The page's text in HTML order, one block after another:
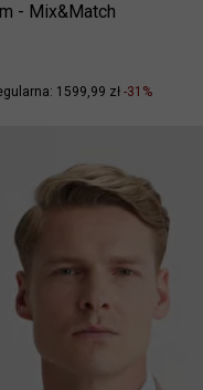
- Mix&Match
1599,99 zł -31%